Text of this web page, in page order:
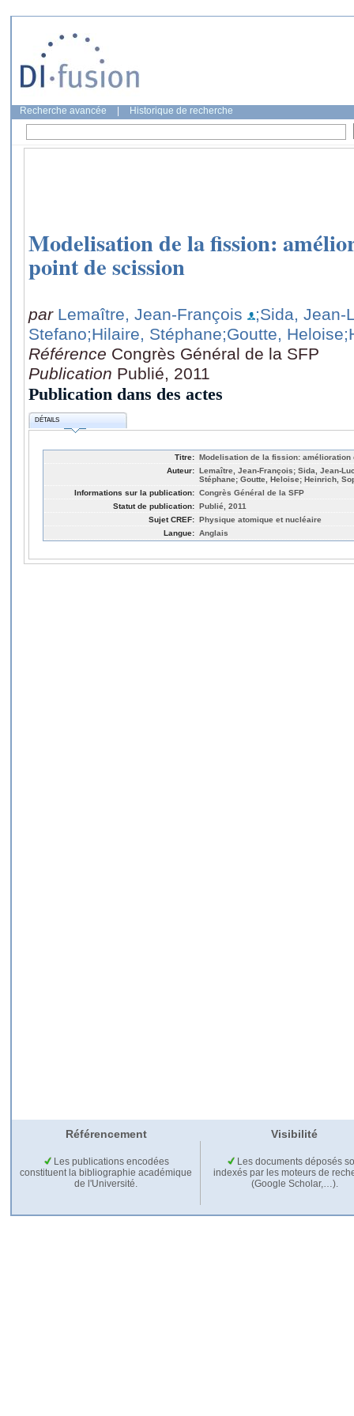
Recherche avancée Historique de recherche
Modelisation de la fission:
point de scission
par Lemaître, Jean-François
;Sida, Jean-
Stefano;Hilaire, Stéphane;Goutte, Heloise
Référence Congrès Général de la SFP
Publication Publié, 2011
Publication dans des actes
DÉTAILS
Titre: Modelisation de la fission:
Auteur: Lemaître, Jean-François; Sida, Jean-
Stéphane; Goutte, Heloise; Heinrich,
Informations sur la publication: Congrès Général de la SFP
Statut de publication: Publié, 2011
Sujet CREF: Physique atomique et nucléaire
Langue: Anglais
Référencement Visibilité
Les publications encodées
constituent la bibliographie académique
de l'Université.
Les documents déposés
indexés par les moteurs de
(Google Scholar,…).